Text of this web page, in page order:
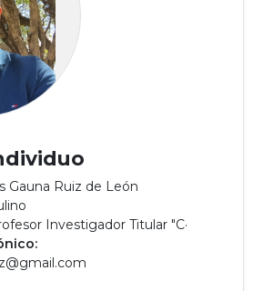
Gauna Ruiz de León
Investigador Titular "C·